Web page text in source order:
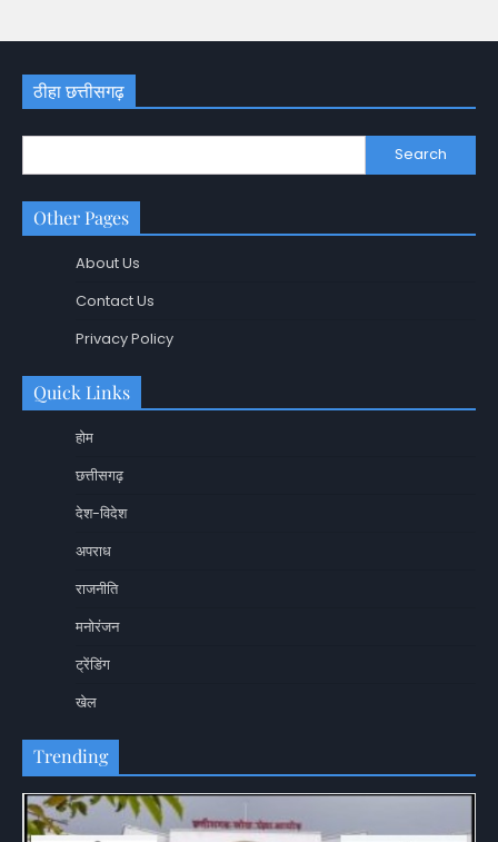
ठीहा छत्तीसगढ़
Search
Other Pages
About Us
Contact Us
Privacy Policy
Quick Links
होम
छत्तीसगढ़
देश-विदेश
अपराध
राजनीति
मनोरंजन
ट्रेंडिंग
खेल
Trending